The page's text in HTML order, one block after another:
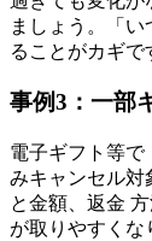
ましょう。「
ることがカギで
事例3：一部
電子ギフト等で
みキャンセル対
と金額、返金
が取りやすくな